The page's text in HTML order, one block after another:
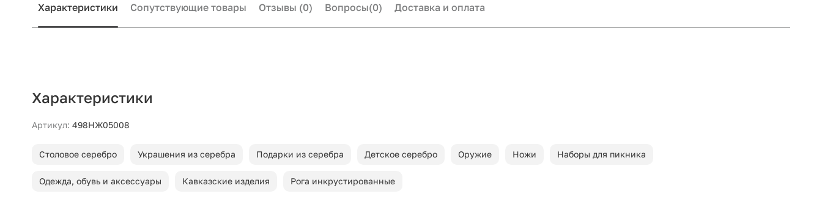
Характеристики Сопутствующие товары Отзывы (0) Вопросы(0) Доставка и оплата
Характеристики
Артикул: 498НЖ05008
Столовое серебро Украшения из серебра Подарки из серебра Детское серебро Оружие Ножи Наборы для пикника
Одежда, обувь и аксессуары Кавказские изделия Рога инкрустированные